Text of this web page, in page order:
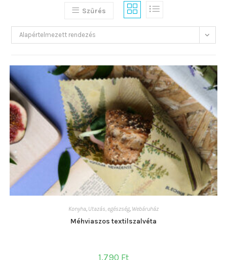
Szűrés
Alapértelmezett rendezés
Konyha, Utazás, egészség, Webáruház
Méhviaszos textilszalvéta
1.790 Ft